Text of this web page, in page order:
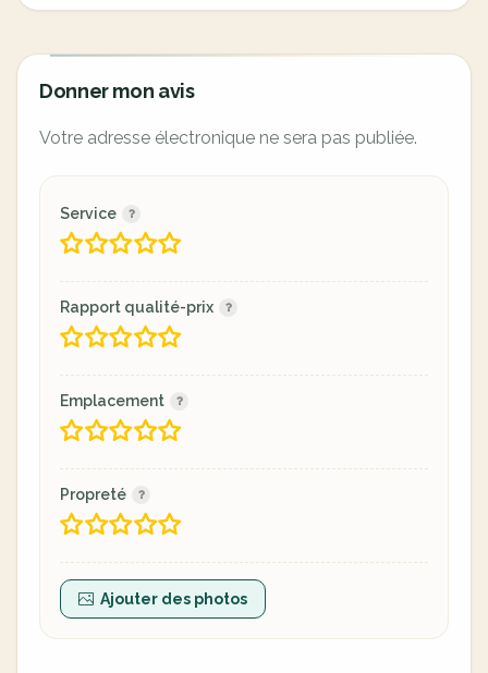
Donner mon avis
Votre adresse électronique ne sera pas publiée.
Service
Rapport qualité-prix
Emplacement
Propreté
Ajouter des photos